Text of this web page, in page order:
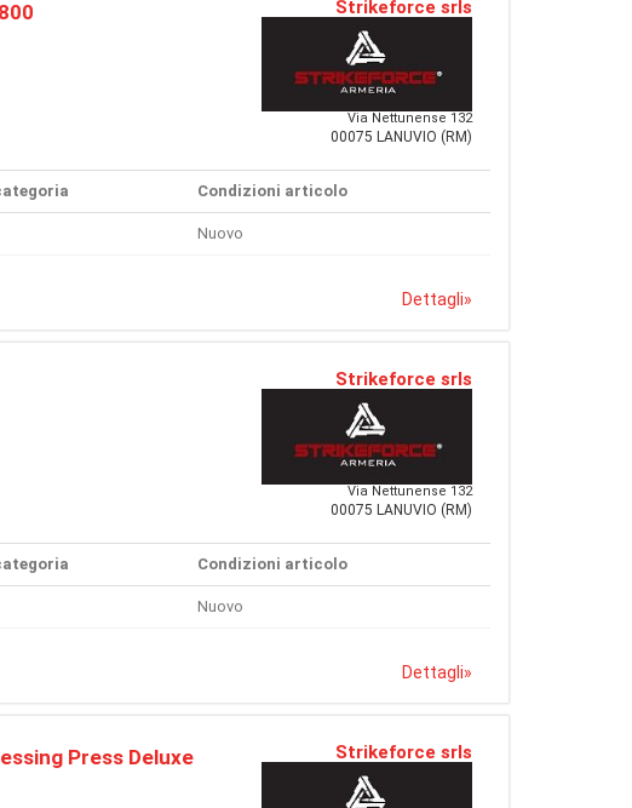
Strikeforce srls
Via Nettunense 132
00075 LANUVIO (RM)
Condizioni articolo
Nuovo
Dettagli»
Strikeforce srls
Via Nettunense 132
00075 LANUVIO (RM)
Condizioni articolo
Nuovo
Dettagli»
Press Deluxe Strikeforce srls